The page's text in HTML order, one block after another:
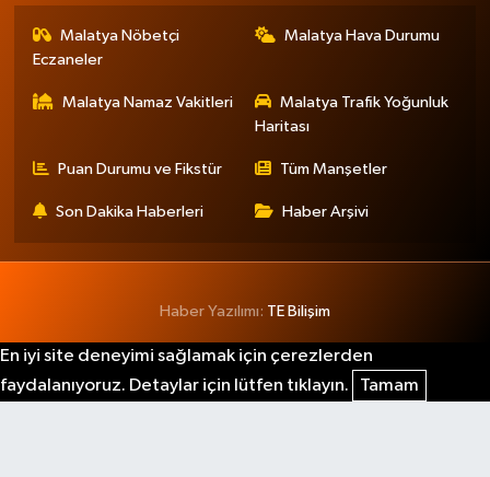
Malatya Nöbetçi
Eczaneler
Malatya Hava Durumu
Malatya Namaz Vakitleri
Malatya Trafik Yoğunluk
Haritası
Puan Durumu ve Fikstür Tüm Manşetler
Son Dakika Haberleri Haber Arşivi
Haber Yazılımı: TE Bilişim
En iyi site deneyimi sağlamak için çerezlerden
faydalanıyoruz. Detaylar için lütfen tıklayın.
Tamam